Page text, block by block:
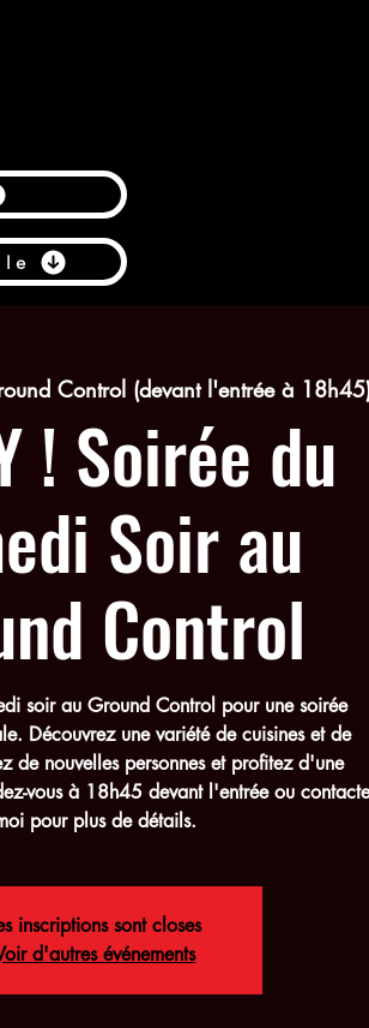
Control (devant l'entrée à
! Soirée du
Soir au
Control
soir au Ground Control pour une soirée
Découvrez une variété de cuisines et de
de nouvelles personnes et profitez d'une
vous à 18h45 devant l'entrée ou
pour plus de détails.
inscriptions sont closes
d'autres événements